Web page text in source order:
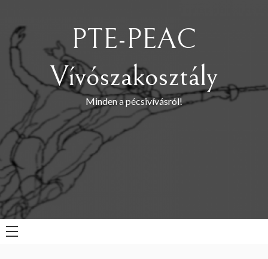
content
PTE-PEAC
Vívószakosztály
Minden a pécsivívásról!